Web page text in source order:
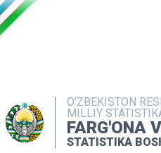
O‘ZBEKISTON
MILLIY
FARG'ONA
STATISTIKA
INTERAKTIV